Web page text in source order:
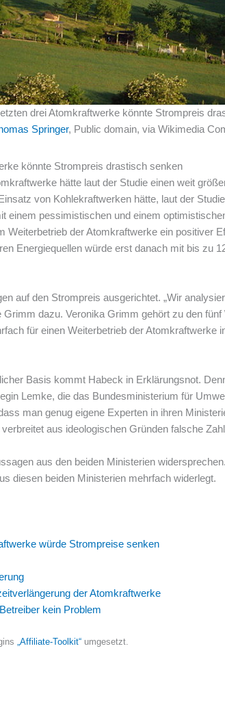
drei Atomkraftwerke könnte Strompreis
Springer, Public domain, via Wikimedia
könnte Strompreis drastisch senken
hätte laut der Studie einen weit
von Kohlekraftwerken hätte, laut der
einem pessimistischen und einem
Weiterbetrieb der Atomkraftwerke ein positiver
Energiequellen würde erst danach mit bis zu
auf den Strompreis ausgerichtet. „Wir
dazu. Veronika Grimm gehört zu den
für einen Weiterbetrieb der Atomkraftwerke
Basis kommt Habeck in Erklärungsnot.
Lemke, die das Bundesministerium für
man genug eigene Experten in ihren
aus ideologischen Gründen falsche
aus den beiden Ministerien
diesen beiden Ministerien mehrfach widerlegt.
würde Strompreise senken
der Atomkraftwerke
kein Problem
„Affiliate-Toolkit“ umgesetzt.